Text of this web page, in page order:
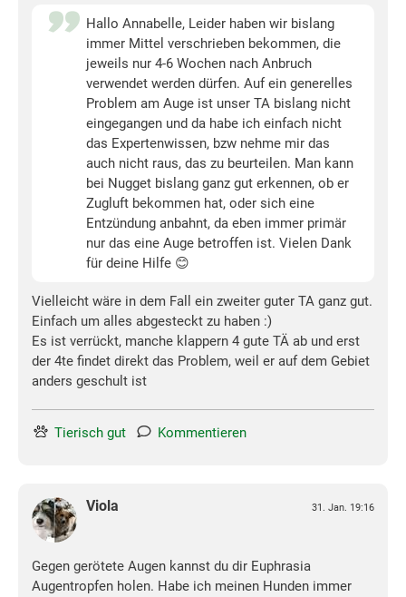
Hallo Annabelle, Leider haben wir bislang
immer Mittel verschrieben bekommen, die
jeweils nur 4-6 Wochen nach Anbruch
verwendet werden dürfen. Auf ein generelles
Problem am Auge ist unser TA bislang nicht
eingegangen und da habe ich einfach nicht
das Expertenwissen, bzw nehme mir das
auch nicht raus, das zu beurteilen. Man kann
bei Nugget bislang ganz gut erkennen, ob er
Zugluft bekommen hat, oder sich eine
Entzündung anbahnt, da eben immer primär
nur das eine Auge betroffen ist. Vielen Dank
für deine Hilfe 😊
Vielleicht wäre in dem Fall ein zweiter guter TA ganz gut.
Einfach um alles abgesteckt zu haben :)
Es ist verrückt, manche klappern 4 gute TÄ ab und erst
der 4te findet direkt das Problem, weil er auf dem Gebiet
anders geschult ist
Tierisch gut Kommentieren
Viola 31. Jan. 19:16
Gegen gerötete Augen kannst du dir Euphrasia
Augentropfen holen. Habe ich meinen Hunden immer